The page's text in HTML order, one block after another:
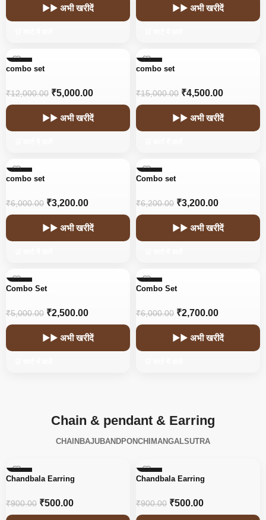
▶▶ अभी खरीदें ▶▶ अभी खरीदें
-58%
combo set
₹12,000.00 ₹5,000.00
▶▶ अभी खरीदें
-70%
combo set
₹15,000.00 ₹4,500.00
▶▶ अभी खरीदें
-47%
combo set
₹6,000.00 ₹3,200.00
▶▶ अभी खरीदें
-48%
Combo set
₹6,200.00 ₹3,200.00
▶▶ अभी खरीदें
-50%
Combo Set
₹5,000.00 ₹2,500.00
▶▶ अभी खरीदें
-55%
Combo Set
₹6,000.00 ₹2,700.00
▶▶ अभी खरीदें
Chain & pendant & Earring
CHAIN BAJUBANDPONCHI MANGALSUTRA
-44%
Chandbala Earring
₹900.00 ₹500.00
-44%
Chandbala Earring
₹900.00 ₹500.00